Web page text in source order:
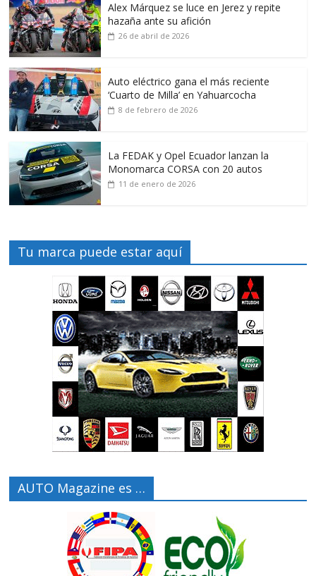
Alex Márquez se luce en Jerez y repite
hazaña ante su afición
26 de abril de 2026
Auto eléctrico gana el más reciente
‘Cuarto de Milla’ en Yahuarcocha
8 de febrero de 2026
La FEDAK y Opel Ecuador lanzan la
Monomarca CORSA con 20 autos
11 de enero de 2026
Tu marca puede estar aquí
AUTO Magazine es …